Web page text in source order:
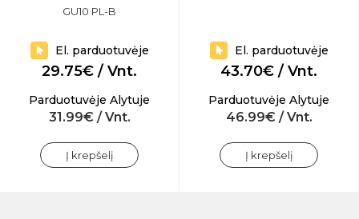
GU10 PL-B
El. parduotuvėje
29.75€ / Vnt.
Parduotuvėje Alytuje
31.99€ / Vnt.
Į krepšelį
El. parduotuvėje
43.70€ / Vnt.
Parduotuvėje Alytuje
46.99€ / Vnt.
Į krepšelį